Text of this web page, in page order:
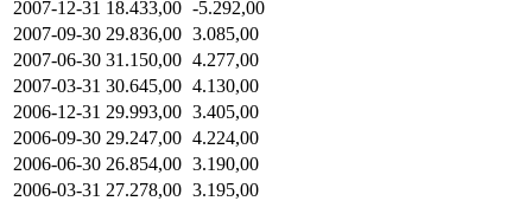
2007-12-31 18.433,00 -5.292,00
2007-09-30 29.836,00 3.085,00
2007-06-30 31.150,00 4.277,00
2007-03-31 30.645,00 4.130,00
2006-12-31 29.993,00 3.405,00
2006-09-30 29.247,00 4.224,00
2006-06-30 26.854,00 3.190,00
2006-03-31 27.278,00 3.195,00